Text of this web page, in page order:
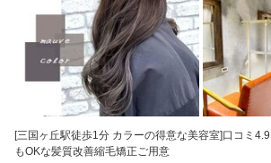
[三国ヶ丘駅徒歩1分 カラーの得意な美容室]口コミ
もOKな髪質改善縮毛矯正ご用意